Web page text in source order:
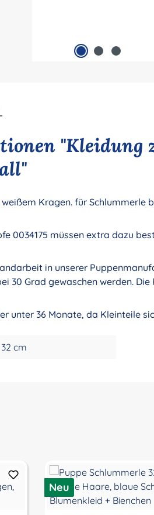
"Kleidung
Kragen. für Schlummerle
0034175 müssen extra dazu
in unserer
30 Grad gewaschen werden.
unter 36 Monate, da Kleinteile
32 cm
Neu